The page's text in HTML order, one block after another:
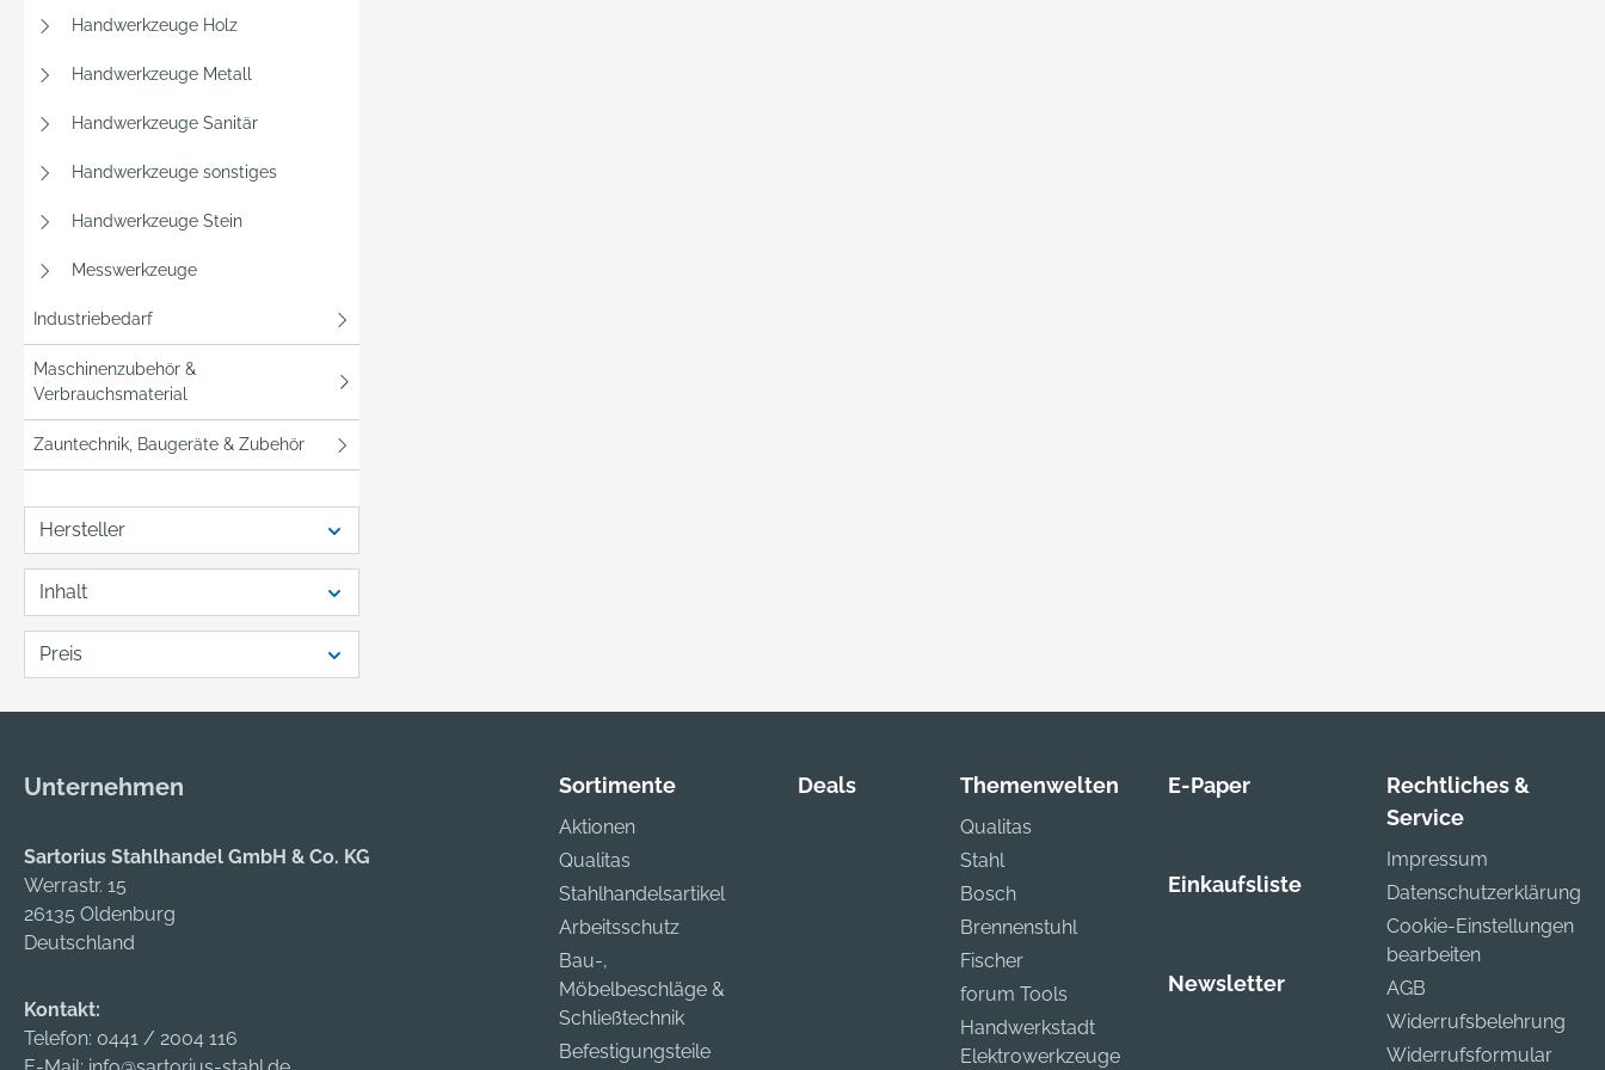
Handwerkzeuge Holz
Handwerkzeuge Metall
Handwerkzeuge Sanitär
Handwerkzeuge sonstiges
Handwerkzeuge Stein
Messwerkzeuge
Industriebedarf
Maschinenzubehör &
Verbrauchsmaterial
Zauntechnik, Baugeräte & Zubehör
Hersteller
Inhalt
Preis
Unternehmen
Sartorius Stahlhandel GmbH & Co. KG
Werrastr. 15
26135 Oldenburg
Deutschland
Kontakt:
Telefon: 0441 / 2004 116
Sortimente
Aktionen
Qualitas
Stahlhandelsartikel
Arbeitsschutz
Bau-,
Möbelbeschläge &
Schließtechnik
Befestigungsteile
Deals Themenwelten
Qualitas
Stahl
Bosch
Brennenstuhl
Fischer
forum Tools
Handwerkstadt
Elektrowerkzeuge
E-Paper
Einkaufsliste
Newsletter
Rechtliches &
Service
Impressum
Datenschutzerklärung
Cookie-Einstellungen
bearbeiten
AGB
Widerrufsbelehrung
Widerrufsformular